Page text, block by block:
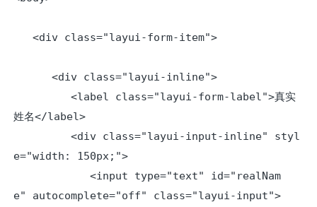
<div class="layui-form-item">
<div class="layui-inline">
<label class="layui-form-label">真实
姓名</label>
<div class="layui-input-inline" styl
e="width: 150px;">
<input type="text" id="realNam
e" autocomplete="off" class="layui-input">